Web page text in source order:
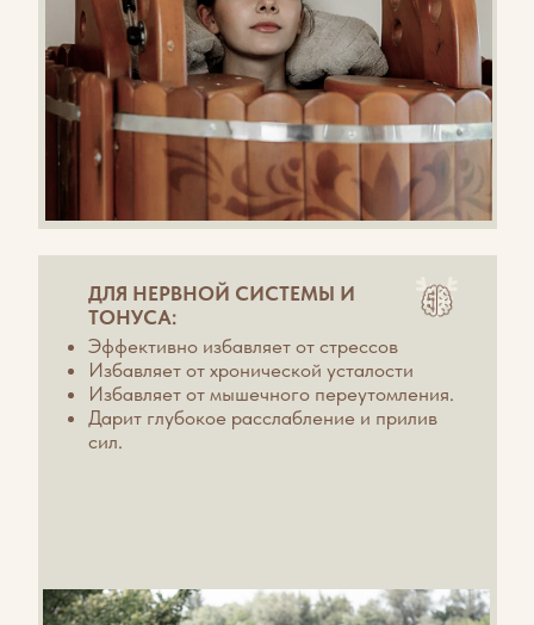
комфорта и природы Алтая! Забронируйте
свой домик в Маральнике прямо сейчас и
подарите себе незабываемый отдых в
сердце живописного края. Места
ограничены — поспешите!
Забронировать услугу возможно при заселении.
Стоимость одного сеанса - 700р
БРОНИРОВАТЬ ДОМ
ВАЖНО
заболевания и др. в состоянии
обострения.